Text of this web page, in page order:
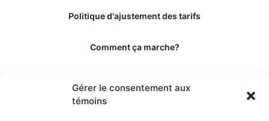
Gérer le consentement aux
témoins
Politique d'ajustement des tarifs
Comment ça marche?